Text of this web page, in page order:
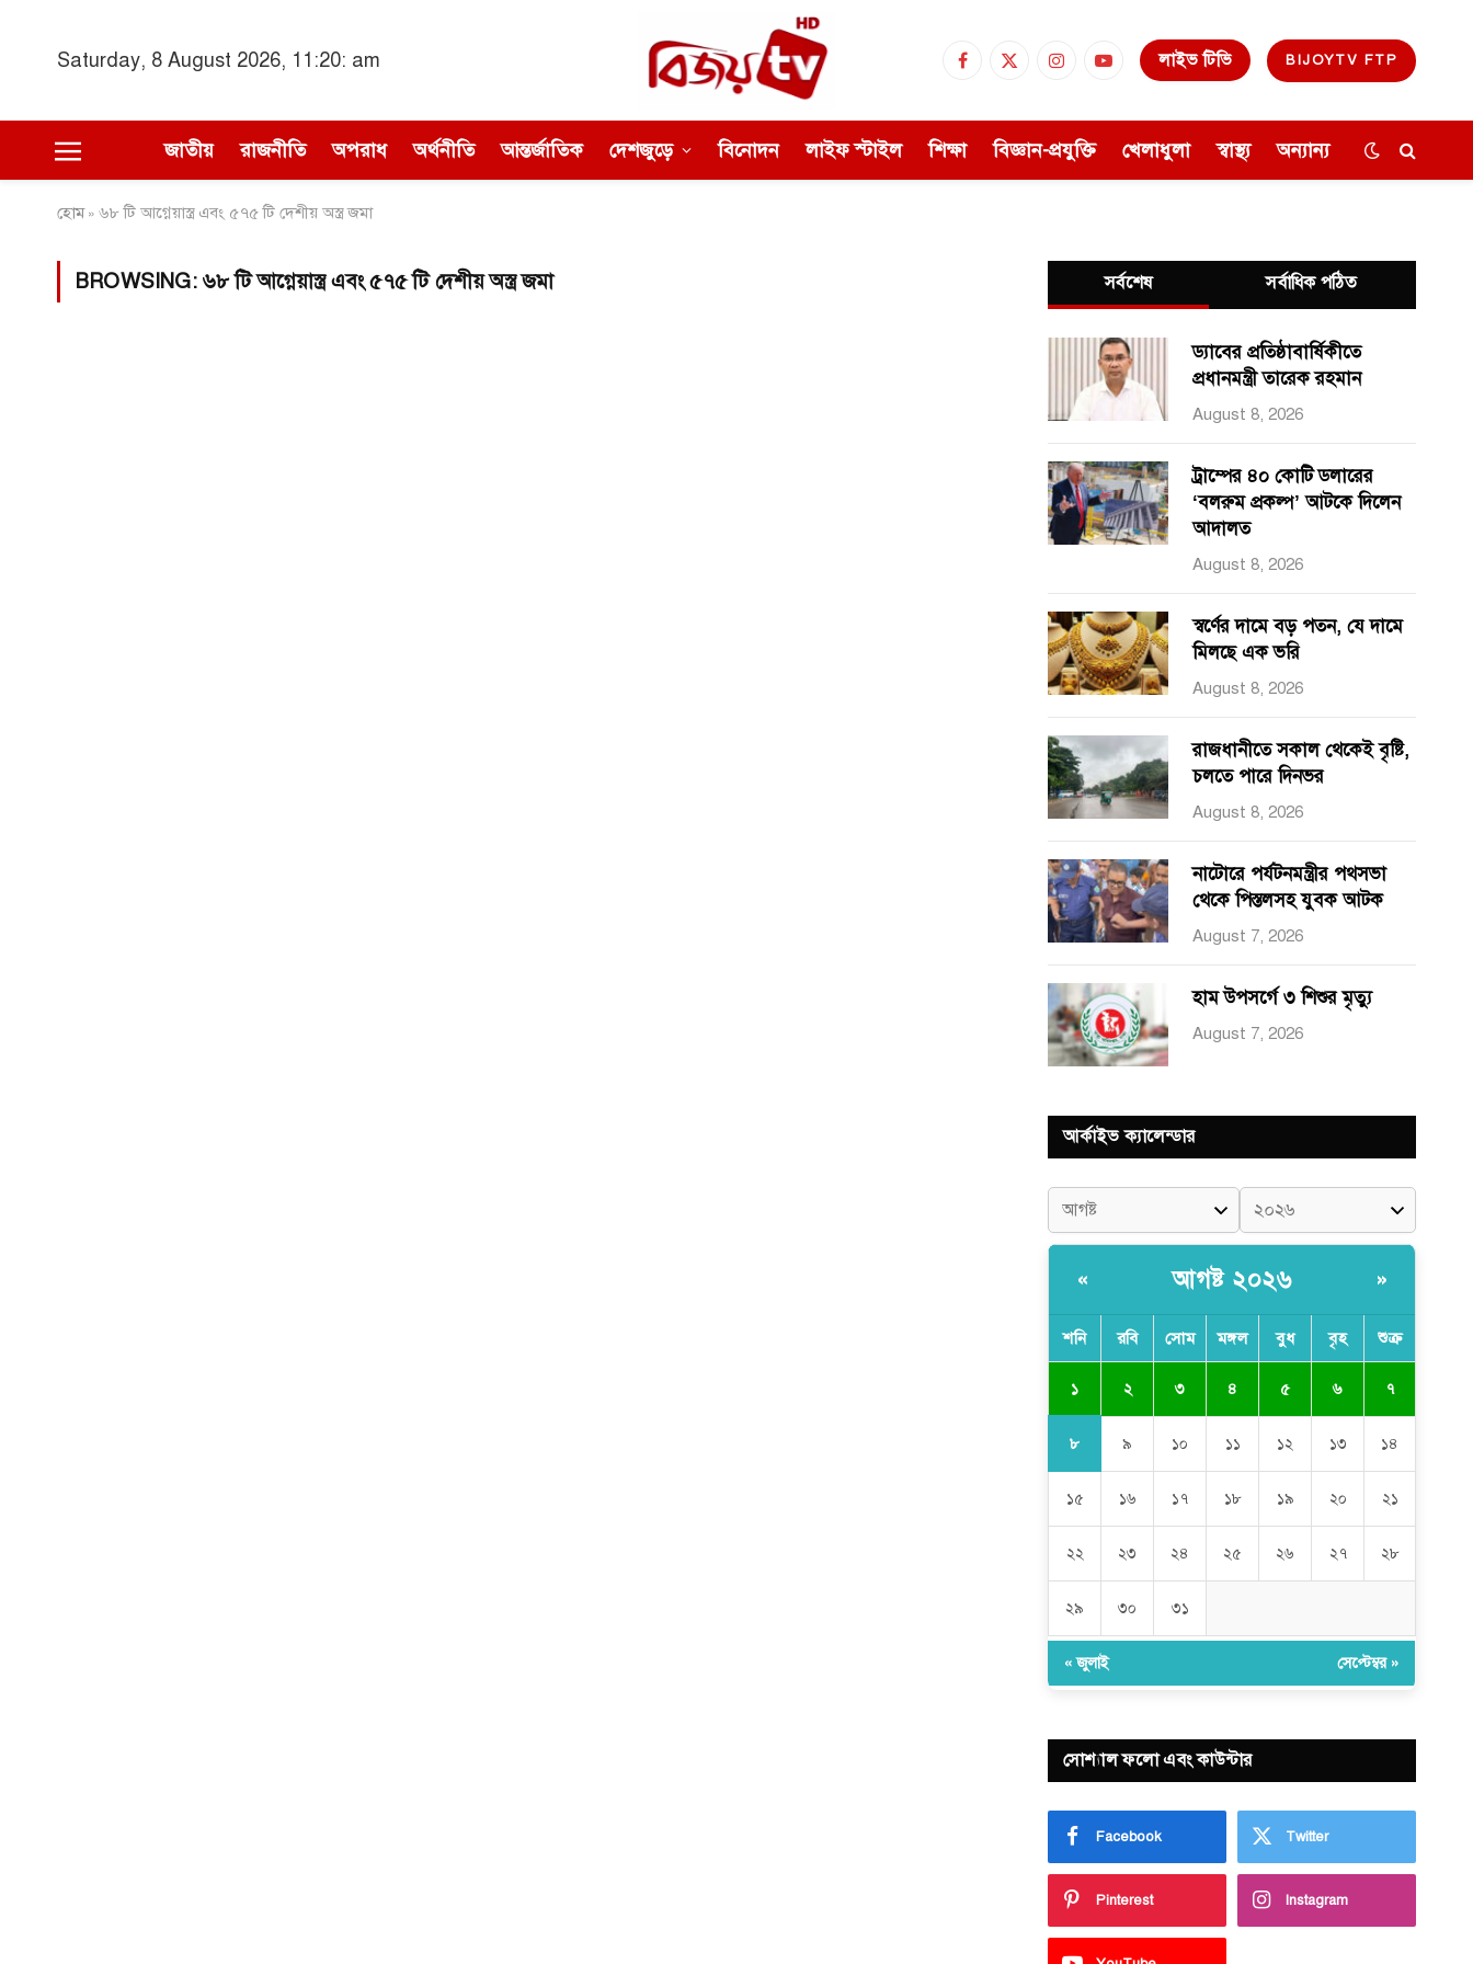
Saturday, 8 August 2026, 11:20: am Facebook
X
InstagramYouTubeলাইভ টিভি BIJOYTV FTP
জাতীয় রাজনীতি অপরাধ অর্থনীতি আন্তর্জাতিক দেশজুড়ে বিনোদন লাইফ স্টাইল শিক্ষা বিজ্ঞান-প্রযুক্তি খেলাধুলা স্বাস্থ্য অন্যান্য
হোম» ৬৮ টি আগ্নেয়াস্ত্র এবং ৫৭৫ টি দেশীয় অস্ত্র জমা
BROWSING: ৬৮ টি আগ্নেয়াস্ত্র এবং ৫৭৫ টি দেশীয় অস্ত্র জমা সর্বশেষ সর্বাধিক পঠিত
ড্যাবের প্রতিষ্ঠাবার্ষিকীতে
প্রধানমন্ত্রী তারেক রহমান
August 8, 2026
ট্রাম্পের ৪০ কোটি ডলারের
‘বলরুম প্রকল্প’ আটকে দিলেন
আদালত
August 8, 2026
স্বর্ণের দামে বড় পতন, যে দামে
মিলছে এক ভরি
August 8, 2026
রাজধানীতে সকাল থেকেই বৃষ্টি,
চলতে পারে দিনভর
August 8, 2026
নাটোরে পর্যটনমন্ত্রীর পথসভা
থেকে পিস্তলসহ যুবক আটক
August 7, 2026
হাম উপসর্গে ৩ শিশুর মৃত্যু
August 7, 2026
আর্কাইভ ক্যালেন্ডার
« আগষ্ট ২০২৬ »
শনি রবি সোম মঙ্গল বুধ বৃহ শুক্র
১ ২ ৩ ৪ ৫ ৬ ৭
৮ ৯ ১০ ১১ ১২ ১৩ ১৪
১৫ ১৬ ১৭ ১৮ ১৯ ২০ ২১
২২ ২৩ ২৪ ২৫ ২৬ ২৭ ২৮
২৯ ৩০ ৩১
« জুলাই সেপ্টেম্বর »
সোশ্যাল ফলো এবং কাউন্টার
Facebook Twitter
Pinterest Instagram